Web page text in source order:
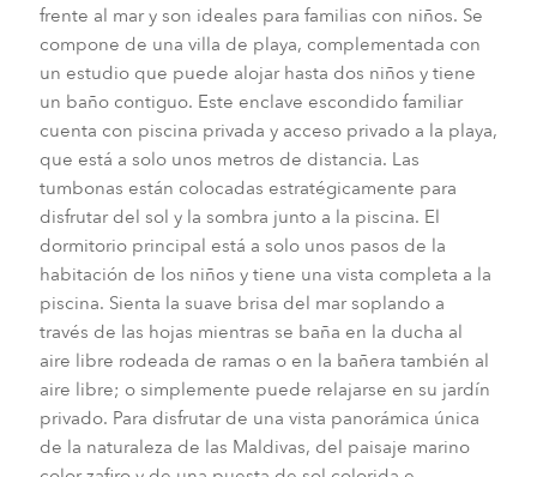
frente al mar y son ideales para familias con niños. Se
compone de una villa de playa, complementada con
un estudio que puede alojar hasta dos niños y tiene
un baño contiguo. Este enclave escondido familiar
cuenta con piscina privada y acceso privado a la playa,
que está a solo unos metros de distancia. Las
tumbonas están colocadas estratégicamente para
disfrutar del sol y la sombra junto a la piscina. El
dormitorio principal está a solo unos pasos de la
habitación de los niños y tiene una vista completa a la
piscina. Sienta la suave brisa del mar soplando a
través de las hojas mientras se baña en la ducha al
aire libre rodeada de ramas o en la bañera también al
aire libre; o simplemente puede relajarse en su jardín
privado. Para disfrutar de una vista panorámica única
de la naturaleza de las Maldivas, del paisaje marino